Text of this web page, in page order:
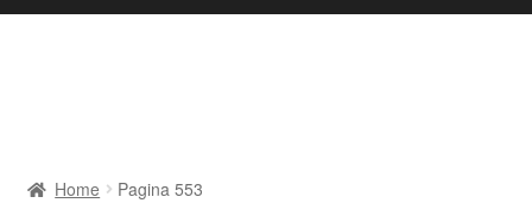
navigazione
contenuto
Home Pagina 553